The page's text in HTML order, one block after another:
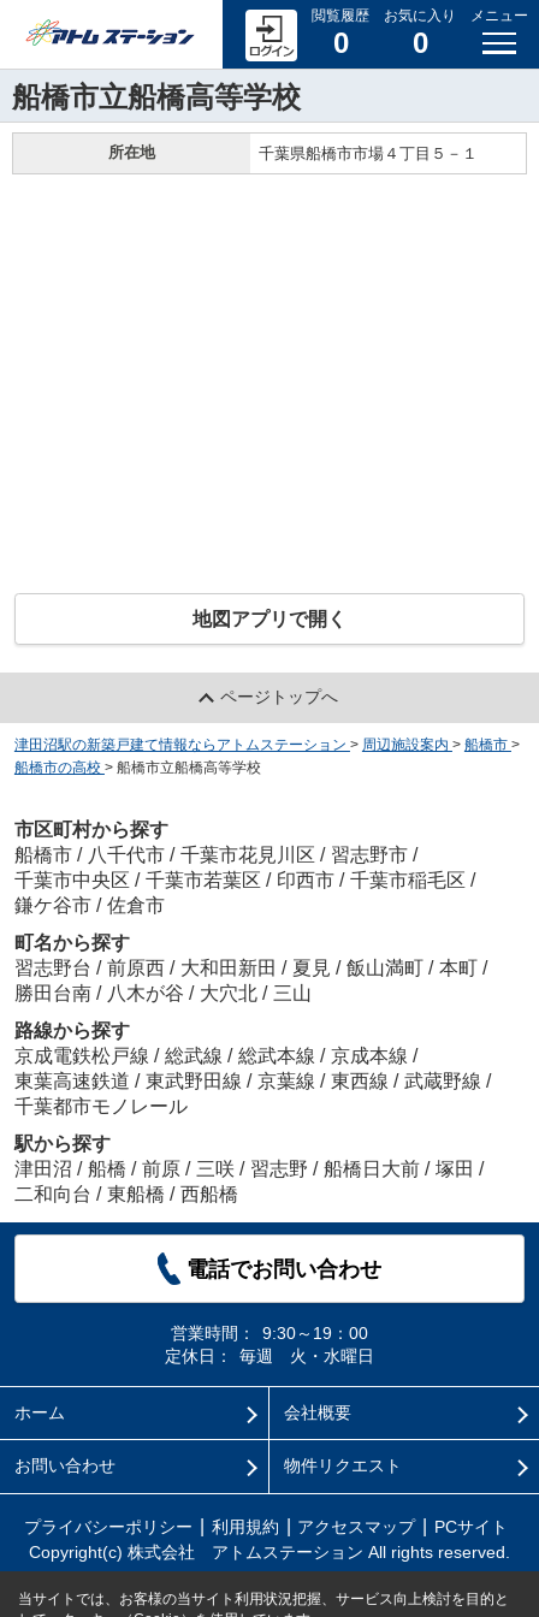
閲覧履歴
0
お気に入り
0
メニュー
船橋市立船橋高等学校
所在地 千葉県船橋市市場４丁目５－１
地図アプリで開く
ページトップへ
津田沼駅の新築戸建て情報ならアトムステーション > 周辺施設案内 > 船橋市 >
船橋市の高校 > 船橋市立船橋高等学校
市区町村から探す
船橋市 / 八千代市 / 千葉市花見川区 / 習志野市 /
千葉市中央区 / 千葉市若葉区 / 印西市 / 千葉市稲毛区 /
鎌ケ谷市 / 佐倉市
町名から探す
習志野台 / 前原西 / 大和田新田 / 夏見 / 飯山満町 / 本町 /
勝田台南 / 八木が谷 / 大穴北 / 三山
路線から探す
京成電鉄松戸線 / 総武線 / 総武本線 / 京成本線 /
東葉高速鉄道 / 東武野田線 / 京葉線 / 東西線 / 武蔵野線 /
千葉都市モノレール
駅から探す
津田沼 / 船橋 / 前原 / 三咲 / 習志野 / 船橋日大前 / 塚田 /
二和向台 / 東船橋 / 西船橋
電話でお問い合わせ
営業時間：
9:30～19：00
定休日：
毎週 火・水曜日
ホーム 会社概要
お問い合わせ 物件リクエスト
プライバシーポリシー 利用規約 アクセスマップ
PCサイト
Copyright(c) 株式会社 アトムステーション All rights reserved.
当サイトでは、お客様の当サイト利用状況把握、サービス向上検討を目的と